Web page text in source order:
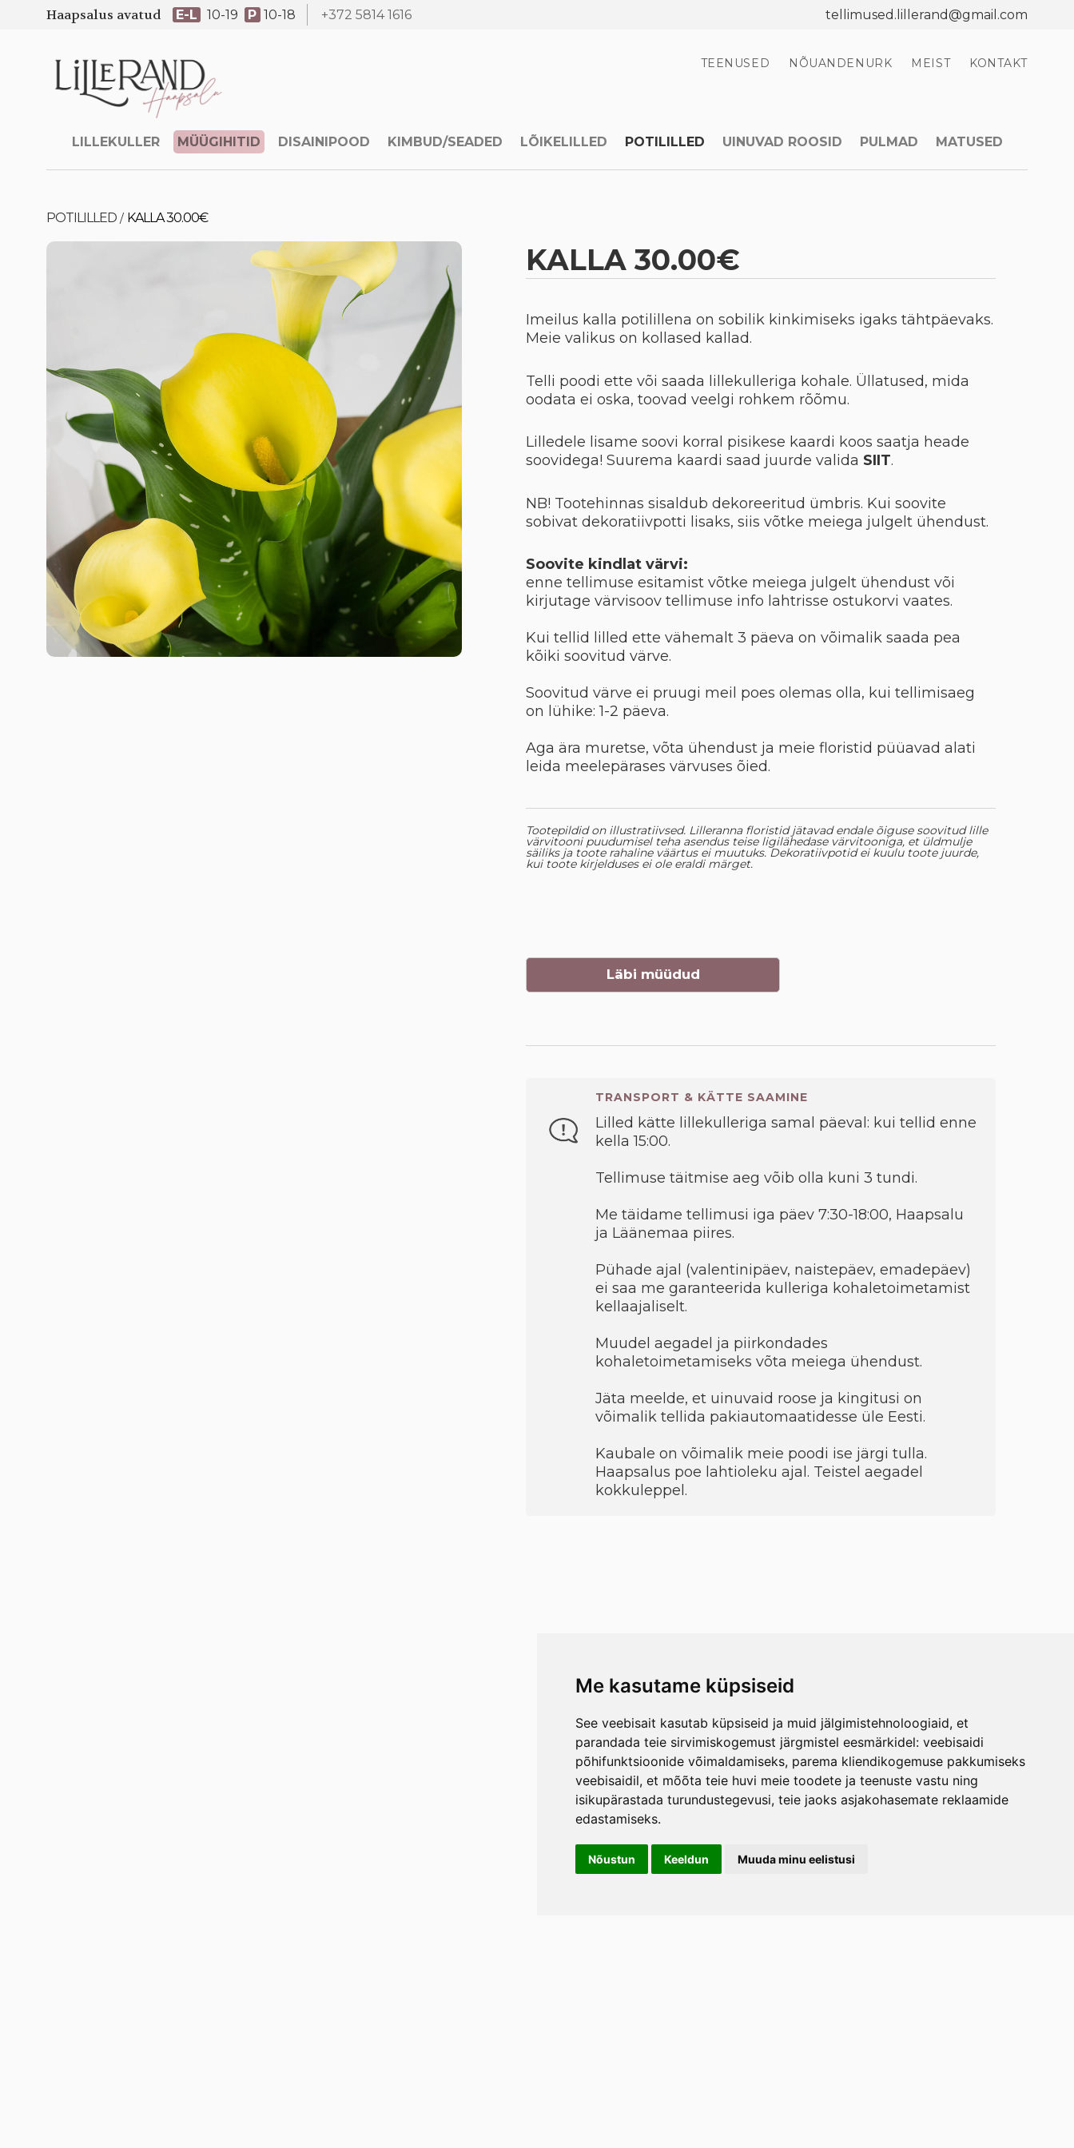
Me kasutame küpsiseid
See veebisait kasutab küpsiseid ja muid jälgimistehnoloogiaid, et
parandada teie sirvimiskogemust järgmistel eesmärkidel: veebisaidi
põhifunktsioonide võimaldamiseks, parema kliendikogemuse pakkumiseks
veebisaidil, et mõõta teie huvi meie toodete ja teenuste vastu ning
isikupärastada turundustegevusi, teie jaoks asjakohasemate reklaamide
edastamiseks.
Nõustun Keeldun Muuda minu eelistusi
Haapsalus avatud E-L 10-19 P 10-18 +372 5814 1616 tellimused.lillerand@gmail.com
TEENUSED NÕUANDENURK MEIST KONTAKT
LILLEKULLER MÜÜGIHITID DISAINIPOOD KIMBUD/SEADED LÕIKELILLED POTILILLED UINUVAD ROOSID PULMAD MATUSED
POTILILLED / KALLA 30.00€
KALLA 30.00€
Imeilus kalla potilillena on sobilik kinkimiseks igaks tähtpäevaks.
Meie valikus on kollased kallad.
Telli poodi ette või saada lillekulleriga kohale. Üllatused, mida
oodata ei oska, toovad veelgi rohkem rõõmu.
Lilledele lisame soovi korral pisikese kaardi koos saatja heade
soovidega! Suurema kaardi saad juurde valida SIIT.
NB! Tootehinnas sisaldub dekoreeritud ümbris. Kui soovite
sobivat dekoratiivpotti lisaks, siis võtke meiega julgelt ühendust.
Soovite kindlat värvi:
enne tellimuse esitamist võtke meiega julgelt ühendust või
kirjutage värvisoov tellimuse info lahtrisse ostukorvi vaates.
Kui tellid lilled ette vähemalt 3 päeva on võimalik saada pea
kõiki soovitud värve.
Soovitud värve ei pruugi meil poes olemas olla, kui tellimisaeg
on lühike: 1-2 päeva.
Aga ära muretse, võta ühendust ja meie floristid püüavad alati
leida meelepärases värvuses õied.
Tootepildid on illustratiivsed. Lilleranna floristid jätavad endale õiguse soovitud lille
värvitooni puudumisel teha asendus teise ligilähedase värvitooniga, et üldmulje
säiliks ja toote rahaline väärtus ei muutuks. Dekoratiivpotid ei kuulu toote juurde,
kui toote kirjelduses ei ole eraldi märget.
Läbi müüdud
TRANSPORT & KÄTTE SAAMINE
Lilled kätte lillekulleriga samal päeval: kui tellid enne
kella 15:00.
Tellimuse täitmise aeg võib olla kuni 3 tundi.
Me täidame tellimusi iga päev 7:30-18:00, Haapsalu
ja Läänemaa piires.
Pühade ajal (valentinipäev, naistepäev, emadepäev)
ei saa me garanteerida kulleriga kohaletoimetamist
kellaajaliselt.
Muudel aegadel ja piirkondades
kohaletoimetamiseks võta meiega ühendust.
Jäta meelde, et uinuvaid roose ja kingitusi on
võimalik tellida pakiautomaatidesse üle Eesti.
Kaubale on võimalik meie poodi ise järgi tulla.
Haapsalus poe lahtioleku ajal. Teistel aegadel
kokkuleppel.